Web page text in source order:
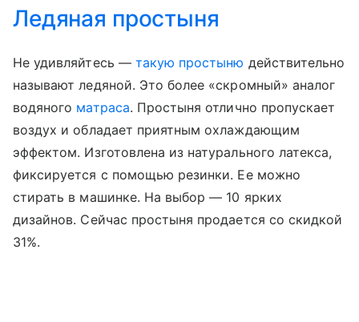
Ледяная простыня
Не удивляйтесь — такую простыню действительно
называют ледяной. Это более «скромный» аналог
водяного матраса. Простыня отлично пропускает
воздух и обладает приятным охлаждающим
эффектом. Изготовлена из натурального латекса,
фиксируется с помощью резинки. Ее можно
стирать в машинке. На выбор — 10 ярких
дизайнов. Сейчас простыня продается со скидкой
31%.